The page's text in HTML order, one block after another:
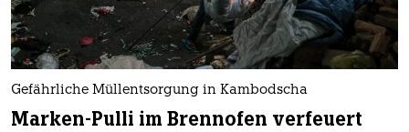
Gefährliche Müllentsorgung in Kambodscha
Marken-Pulli im Brennofen verfeuert